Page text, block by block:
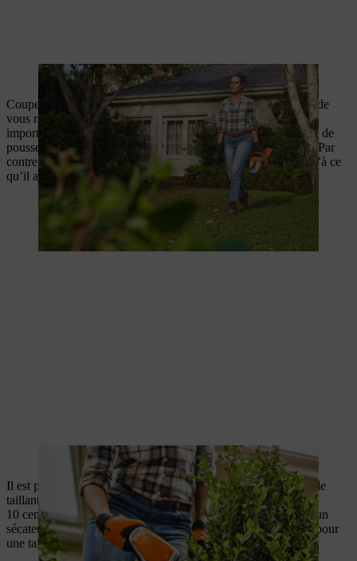
Une journée sèche et nuageuse est parfaite pour la taille.
Coupez d’abord une petite partie des nouvelles pousses avant de
vous rapprocher de la forme souhaitée avec des coupes plus
importantes. Comme le buis tolère très bien la taille et ne cesse de
pousser, il est possible de tailler le bois de l’année précédente. Par
contre, le buis pourra avoir des zones nues inesthétiques jusqu’à ce
qu’il ait repoussé.
Le buis supporte très bien la taille.
Il est préférable d’entretenir un buis vieux et non entretenu en le
taillant radicalement à environ 1 mètre pour chaque plante et à
10 centimètres maximum pour les pousses. Pour cela, utilisez un
sécateur ou une scie. Les mois de février et mars sont parfaits pour
une taille.